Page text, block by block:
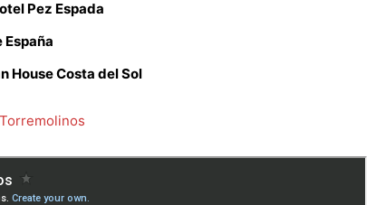
Pez Espada
España
House Costa del Sol